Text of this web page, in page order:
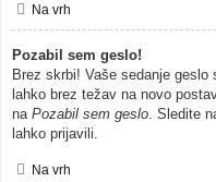
Na vrh
Pozabil sem geslo!
Brez skrbi! Vaše sedanje
lahko brez težav na novo
na Pozabil sem geslo. Sledite
lahko prijavili.
Na vrh